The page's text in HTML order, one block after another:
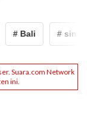
# Bali # sinyal